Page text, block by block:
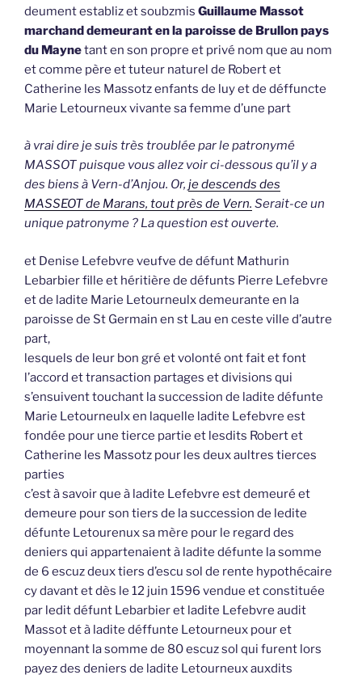
deument establiz et soubzmis Guillaume Massot
marchand demeurant en la paroisse de Brullon pays
du Maynetant en son propre et privé nom que au nom
et comme père et tuteur naturel de Robert et
Catherine les Massotz enfants de luy et de déffuncte
Marie Letourneux vivante sa femme d’une part
à vrai dire je suis très troublée par le patronymé
MASSOT puisque vous allez voir ci-dessous qu’il y a
des biens à Vern-d’Anjou. Or, je descends des
MASSEOT de Marans, tout près de Vern. Serait-ce un
unique patronyme ? La question est ouverte.
et Denise Lefebvre veufve de défunt Mathurin
Lebarbier fille et héritière de défunts Pierre Lefebvre
et de ladite Marie Letourneulx demeurante en la
paroisse de St Germain en st Lau en ceste ville d’autre
part,
lesquels de leur bon gré et volonté ont fait et font
l’accord et transaction partages et divisions qui
s’ensuivent touchant la succession de ladite défunte
Marie Letourneulx en laquelle ladite Lefebvre est
fondée pour une tierce partie et lesdits Robert et
Catherine les Massotz pour les deux aultres tierces
parties
c’est à savoir que à ladite Lefebvre est demeuré et
demeure pour son tiers de la succession de ledite
défunte Letourenux sa mère pour le regard des
deniers qui appartenaient à ladite défunte la somme
de 6 escuz deux tiers d’escu sol de rente hypothécaire
cy davant et dès le 12 juin 1596 vendue et constituée
par ledit défunt Lebarbier et ladite Lefebvre audit
Massot et à ladite déffunte Letourneux pour et
moyennant la somme de 80 escuz sol qui furent lors
payez des deniers de ladite Letourneux auxdits